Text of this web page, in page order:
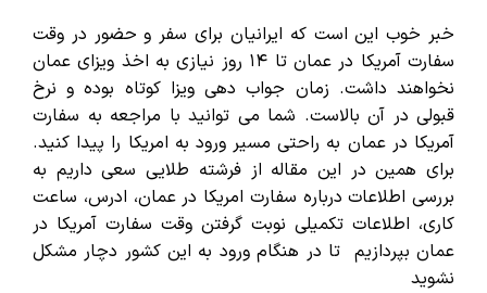
خبر خوب این است که ایرانیان برای سفر و حضور در وقت
سفارت آمریکا در عمان تا ۱۴ روز نیازی به اخذ ویزای عمان
نخواهند داشت. زمان جواب دهی ویزا کوتاه بوده و نرخ
قبولی در آن بالاست. شما می توانید با مراجعه به سفارت
آمریکا در عمان به راحتی مسیر ورود به امریکا را پیدا کنید.
برای همین در این مقاله از فرشته طلایی سعی داریم به
بررسی اطلاعات درباره سفارت امریکا در عمان، ادرس، ساعت
کاری، اطلاعات تکمیلی نوبت گرفتن وقت سفارت آمریکا در
عمان بپردازیم تا در هنگام ورود به این کشور دچار مشکل
نشوید